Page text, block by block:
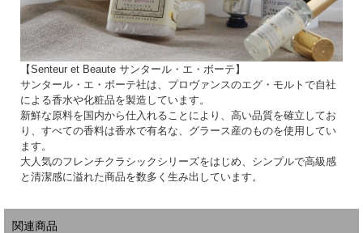
【Senteur et Beaute サンタール・エ・ボーテ】
サンタール・エ・ボーテ社は、プロヴァンスのエグ・モルトで自社
による香水や化粧品を製造しています。
新鮮な原料を国内から仕入れることにより、高い品質を確立してお
り、すべての香料は香水で有名な、グラース産のものを使用してい
ます。
大人気のフレンチクラシックシリーズをはじめ、シンプルで高級感
と清潔感に溢れた商品を数多く生み出しています。
関連商品